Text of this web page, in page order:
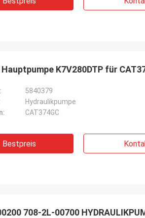
K7V280DTP für
5840379
Hydraulikpumpe
CAT374GC
Bestpreis
708-2L-00700